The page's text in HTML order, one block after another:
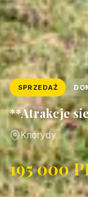
SPRZEDAŻ
**Atrakcje
Knorydy
195 000